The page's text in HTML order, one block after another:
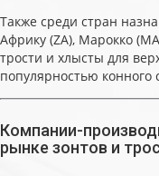
Также среди стран
Африку (ZA), Марокко
трости и хлысты для
популярностью конного
Компании-
рынке зонтов и